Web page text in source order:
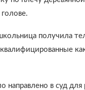
получила
направлено в суд для